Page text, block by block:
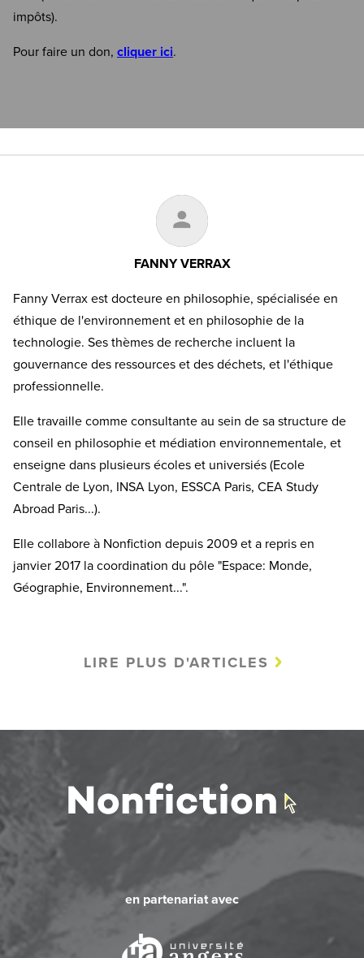
impôts).
Pour faire un don, cliquer ici.
FANNY VERRAX
Fanny Verrax est docteure en philosophie, spécialisée en
éthique de l'environnement et en philosophie de la
technologie. Ses thèmes de recherche incluent la
gouvernance des ressources et des déchets, et l'éthique
professionnelle.
Elle travaille comme consultante au sein de sa structure de
conseil en philosophie et médiation environnementale, et
enseigne dans plusieurs écoles et universiés (Ecole
Centrale de Lyon, INSA Lyon, ESSCA Paris, CEA Study
Abroad Paris...).
Elle collabore à Nonfiction depuis 2009 et a repris en
janvier 2017 la coordination du pôle "Espace: Monde,
Géographie, Environnement...".
LIRE PLUS D'ARTICLES
en partenariat avec